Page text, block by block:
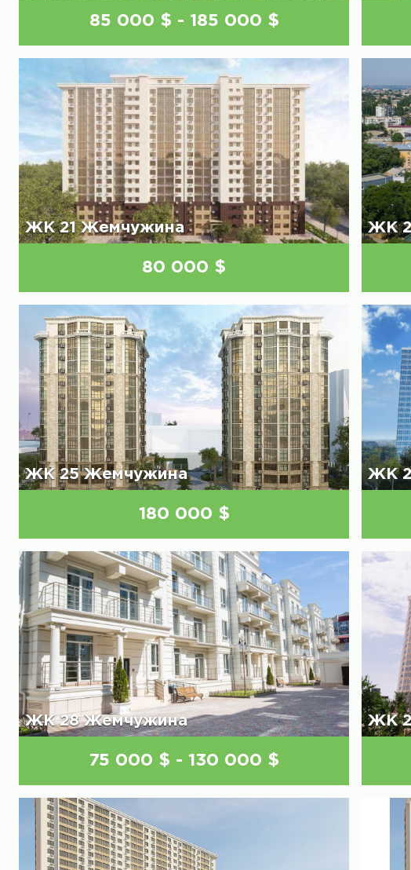
85 000 $ - 185 000 $
80 000 $
ЖК 21 Жемчужина ЖК
180 000 $
ЖК 25 Жемчужина ЖК
75 000 $ - 130 000 $
ЖК 28 Жемчужина ЖК